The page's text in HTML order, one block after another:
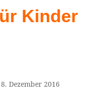
Kinder
8. Dezember 2016